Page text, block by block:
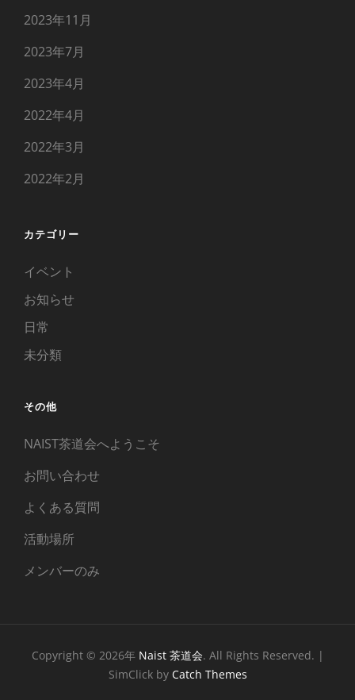
2023年11月
2023年7月
2023年4月
2022年4月
2022年3月
2022年2月
カテゴリー
イベント
お知らせ
日常
未分類
その他
NAIST茶道会へようこそ
お問い合わせ
よくある質問
活動場所
メンバーのみ
Copyright © 2026年 Naist 茶道会. All Rights Reserved. |
SimClick by Catch Themes